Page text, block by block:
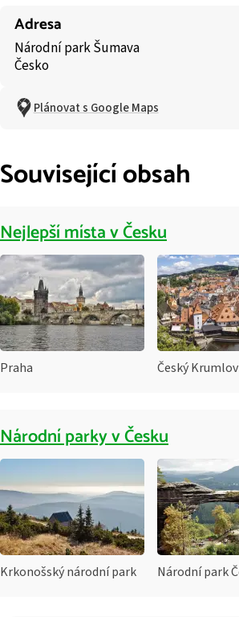
Adresa
Národní park Šumava
Česko
Plánovat s Google Maps
Související obsah
Nejlepší místa v Česku
Praha Český Krumlov
Národní parky v Česku
Krkonošský národní park